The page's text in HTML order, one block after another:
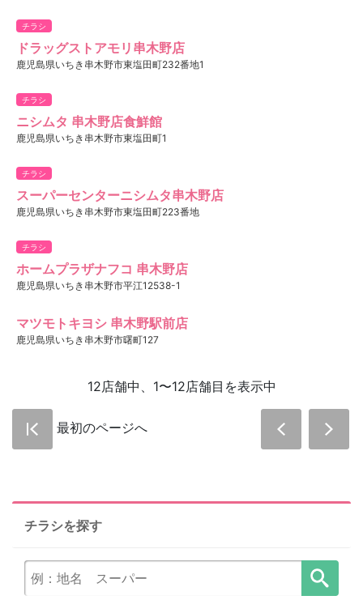
チラシ
ドラッグストアモリ串木野店
鹿児島県いちき串木野市東塩田町232番地1
チラシ
ニシムタ 串木野店食鮮館
鹿児島県いちき串木野市東塩田町1
チラシ
スーパーセンターニシムタ串木野店
鹿児島県いちき串木野市東塩田町223番地
チラシ
ホームプラザナフコ 串木野店
鹿児島県いちき串木野市平江12538-1
マツモトキヨシ 串木野駅前店
鹿児島県いちき串木野市曙町127
12店舗中、1〜12店舗目を表示中
最初のページへ
チラシを探す